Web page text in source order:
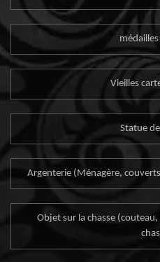
Vieilles
Statue
Argenterie (Ménagère,
Objet sur la chasse